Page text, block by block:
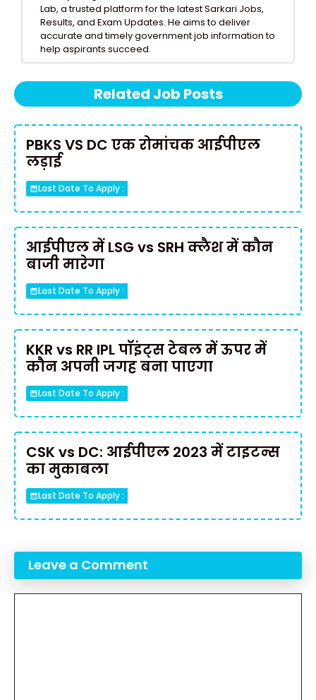
Lab, a trusted platform for the latest Sarkari Jobs,
Results, and Exam Updates. He aims to deliver
accurate and timely government job information to
help aspirants succeed.
Related Job Posts
PBKS VS DC एक रोमांचक आईपीएल
लड़ाई
Last Date To Apply :
आईपीएल में LSG vs SRH क्लैश में कौन
बाजी मारेगा
Last Date To Apply :
KKR vs RR IPL पॉइंट्स टेबल में ऊपर में
कौन अपनी जगह बना पाएगा
Last Date To Apply :
CSK vs DC: आईपीएल 2023 में टाइटन्स
का मुकाबला
Last Date To Apply :
Leave a Comment